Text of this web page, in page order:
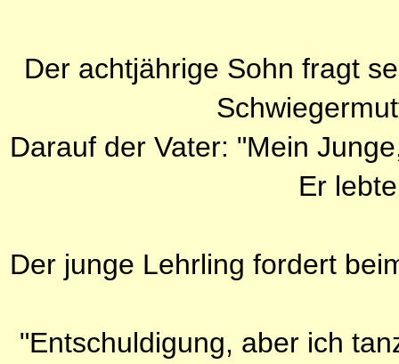
Der achtjährige Sohn fragt
Darauf der Vater: "Mein
Er
Der junge Lehrling fordert
"Entschuldigung, aber ich